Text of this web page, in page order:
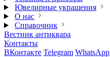
Ювелирные украшения
О нас
Справочник
Вестник антиквара
Контакты
ВКонтакте Telegram WhatsApp